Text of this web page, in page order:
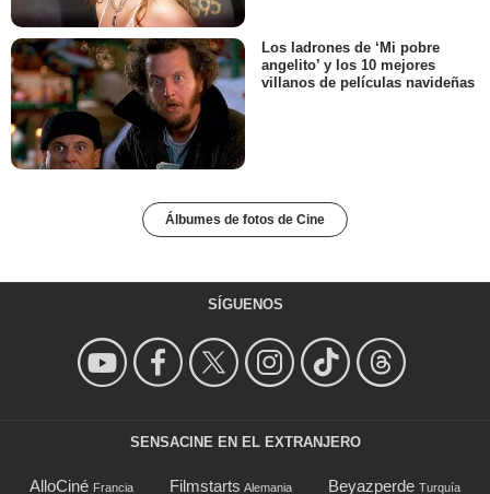
Los ladrones de ‘Mi pobre
angelito’ y los 10 mejores
villanos de películas navideñas
Álbumes de fotos de Cine
SÍGUENOS
SENSACINE EN EL EXTRANJERO
AlloCiné Francia Filmstarts Alemania Beyazperde Turquía